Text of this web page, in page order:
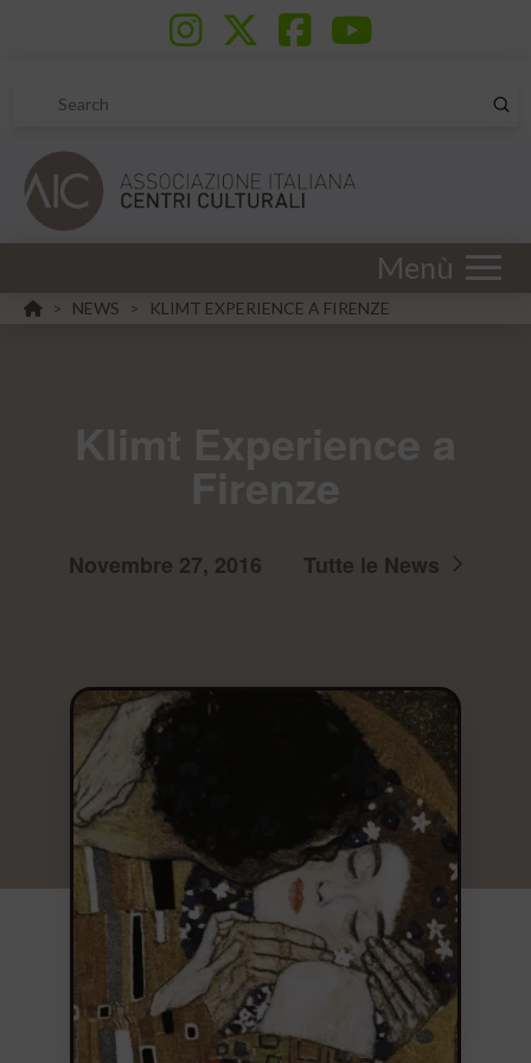
Search
Menù
HOME
> NEWS > KLIMT EXPERIENCE A FIRENZE
Novembre 27, 2016 Tutte le News